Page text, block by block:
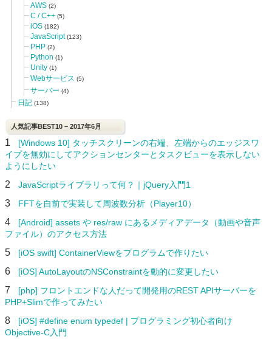
AWS (2)
C / C++ (5)
iOS (182)
JavaScript(123)
PHP (2)
Python (1)
Unity (1)
Webサービス (5)
サーバー (4)
日記 (138)
人気記事BEST10 – 2017年6月
1
[Windows 10] タッチスクリーンの右端、左端からのエッジスワ
イプを無効にしてアクションセンターとタスクビューを表示しない
ようにしたい
2 JavaScriptライブラリって何？｜jQuery入門1
3 FFTを自前で実装して周波数分析（Player10）
4
[Android] assets や res/raw にあるメディアデータ（動画や音声
ファイル）のアクセス方法
5 [iOS swift] ContainerViewをプログラムで作りたい
6 [iOS] AutoLayoutのNSConstraintを動的に変更したい
7
[php] フロントエンドな人だって開発用のREST APIサーバーを
PHP+Slimで作ってみたい
8
[iOS] #define enum typedef | プログラミング初心者向け
Objective-C入門